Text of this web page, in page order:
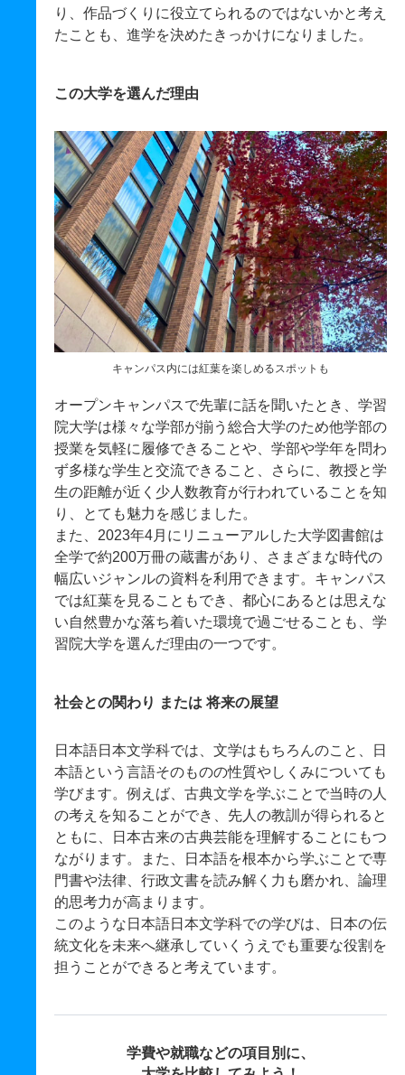
り、作品づくりに役立てられるのではないかと考え
たことも、進学を決めたきっかけになりました。
この大学を選んだ理由
キャンパス内には紅葉を楽しめるスポットも
オープンキャンパスで先輩に話を聞いたとき、学習
院大学は様々な学部が揃う総合大学のため他学部の
授業を気軽に履修できることや、学部や学年を問わ
ず多様な学生と交流できること、さらに、教授と学
生の距離が近く少人数教育が行われていることを知
り、とても魅力を感じました。
また、2023年4月にリニューアルした大学図書館は
全学で約200万冊の蔵書があり、さまざまな時代の
幅広いジャンルの資料を利用できます。キャンパス
では紅葉を見ることもでき、都心にあるとは思えな
い自然豊かな落ち着いた環境で過ごせることも、学
習院大学を選んだ理由の一つです。
社会との関わり または 将来の展望
日本語日本文学科では、文学はもちろんのこと、日
本語という言語そのものの性質やしくみについても
学びます。例えば、古典文学を学ぶことで当時の人
の考えを知ることができ、先人の教訓が得られると
ともに、日本古来の古典芸能を理解することにもつ
ながります。また、日本語を根本から学ぶことで専
門書や法律、行政文書を読み解く力も磨かれ、論理
的思考力が高まります。
このような日本語日本文学科での学びは、日本の伝
統文化を未来へ継承していくうえでも重要な役割を
担うことができると考えています。
学費や就職などの項目別に、